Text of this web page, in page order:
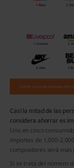
Casi la mitad de las
considera ahorrar es
Uno en cinco
importes de 1,000-
compradores será más
Si se trata del número